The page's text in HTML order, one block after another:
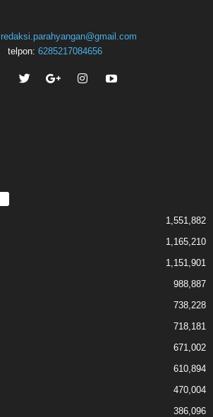
redaksi.parahyangan@gmail.com
telpon: 6285217084656
1,551,882
1,165,210
1,151,901
988,887
738,228
718,181
671,002
610,894
470,004
386,096